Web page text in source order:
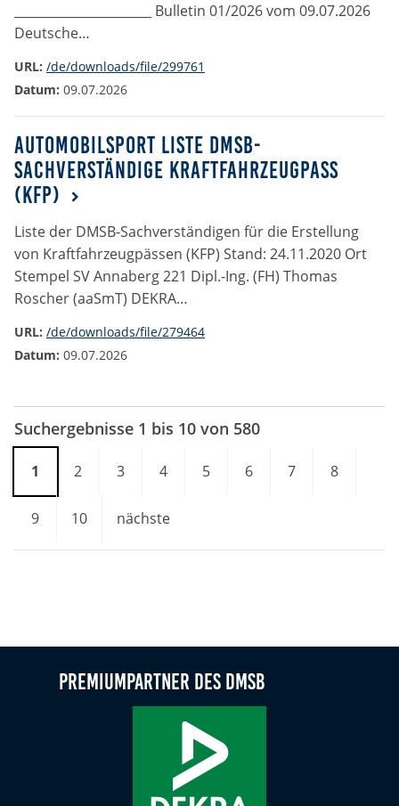
______________________ Bulletin 01/2026 vom 09.07.2026
Deutsche…
URL: /de/downloads/file/299761
Datum: 09.07.2026
Automobilsport Liste DMSB-
Sachverständige Kraftfahrzeugpass
(KFP)
Liste der DMSB-Sachverständigen für die Erstellung
von Kraftfahrzeugpässen (KFP) Stand: 24.11.2020 Ort
Stempel SV Annaberg 221 Dipl.-Ing. (FH) Thomas
Roscher (aaSmT) DEKRA…
URL: /de/downloads/file/279464
Datum: 09.07.2026
Suchergebnisse 1 bis 10 von 580
1 2 3 4 5 6 7 8
9 10 nächste
Premiumpartner des DMSB